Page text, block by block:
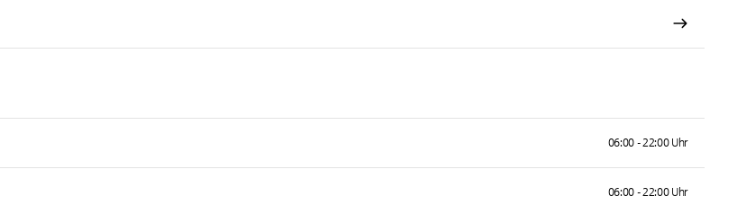
06:00 - 22:00 Uhr
06:00 - 22:00 Uhr